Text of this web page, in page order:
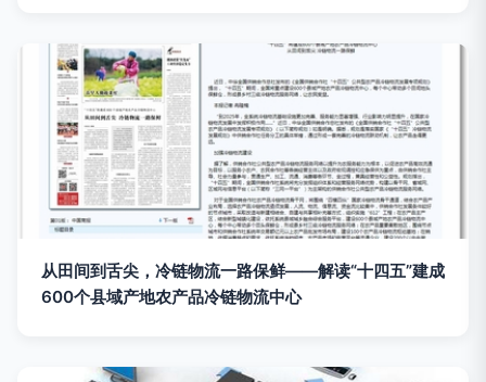
从田间到舌尖，冷链物流一路保鲜——解读“十四五”建成
600个县域产地农产品冷链物流中心